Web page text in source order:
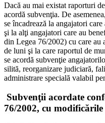
Dacă au mai existat raporturi
acordă subvenţia. De
se încadrează la angajatori
şi la alţi angajatori care au
din Legea 76/2002) cu care
de luni şi la care raportul de
se acordă subvenţie
silită, reorganizare judiciară,
administrare specială valabil
Subvenţii acordate
76/2002, cu